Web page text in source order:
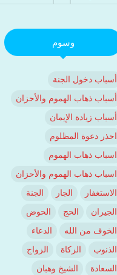
وسوم
أسباب دخول الجنة
أسباب ذهاب الهموم والأحزان
أسباب زيادة الإيمان
احذر دعوة المظلوم
اسباب ذهاب الهموم
اسباب ذهاب الهموم والأحزان
الاستغفار
الجار
الجنة
الجيران
الحج
الحوض
الخوف من الله
الدعاء
الذنوب
الزكاة
الزواج
السعادة
الشيخ وهبان